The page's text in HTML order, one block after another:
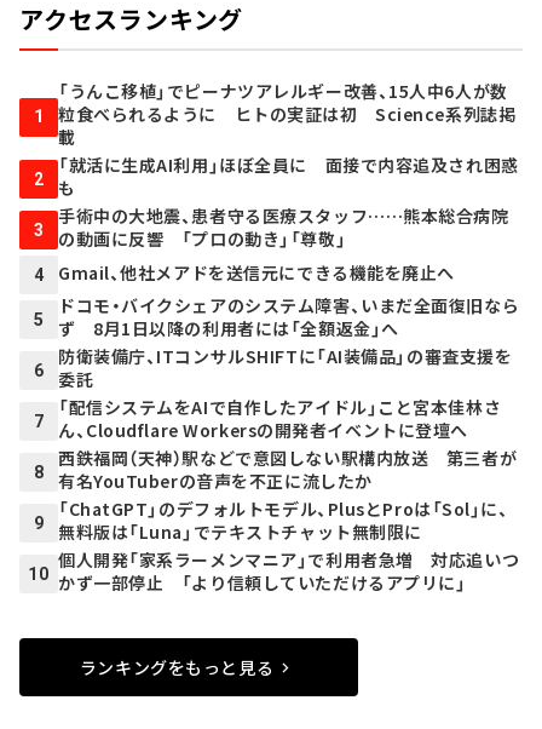
アクセスランキング
1
「うんこ移植」でピーナツアレルギー改善、15人中6人が数
粒食べられるように ヒトの実証は初 Science系列誌掲
載
2
「就活に生成AI利用」ほぼ全員に 面接で内容追及され困惑
も
3
手術中の大地震、患者守る医療スタッフ……熊本総合病院
の動画に反響 「プロの動き」「尊敬」
4 Gmail、他社メアドを送信元にできる機能を廃止へ
5
ドコモ・バイクシェアのシステム障害、いまだ全面復旧なら
ず 8月1日以降の利用者には「全額返金」へ
6
防衛装備庁、ITコンサルSHIFTに「AI装備品」の審査支援を
委託
7
「配信システムをAIで自作したアイドル」こと宮本佳林さ
ん、Cloudflare Workersの開発者イベントに登壇へ
8
西鉄福岡（天神）駅などで意図しない駅構内放送 第三者が
有名YouTuberの音声を不正に流したか
9
「ChatGPT」のデフォルトモデル、PlusとProは「Sol」に、
無料版は「Luna」でテキストチャット無制限に
10
個人開発「家系ラーメンマニア」で利用者急増 対応追いつ
かず一部停止 「より信頼していただけるアプリに」
ランキングをもっと見る